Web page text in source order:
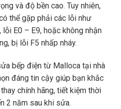
và độ bền cao. Tuy nhiên,
thể gặp phải các lỗi như
E0 – E9, hoặc không nhận
bị lỗi F5 nhấp nháy.
bếp điện từ Malloca tại nhà
đáng tin cậy giúp bạn khắc
chính hãng, tiết kiệm thời
2 năm sau khi sửa.